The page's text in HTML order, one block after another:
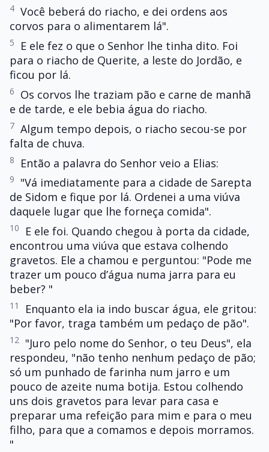
4 Você beberá do riacho, e dei ordens aos
corvos para o alimentarem lá".
5
E ele fez o que o Senhor lhe tinha dito. Foi
para o riacho de Querite, a leste do Jordão, e
ficou por lá.
6
Os corvos lhe traziam pão e carne de manhã
e de tarde, e ele bebia água do riacho.
7 Algum tempo depois, o riacho secou-se por
falta de chuva.
8 Então a palavra do Senhor veio a Elias:
9
"Vá imediatamente para a cidade de Sarepta
de Sidom e fique por lá. Ordenei a uma viúva
daquele lugar que lhe forneça comida".
10
E ele foi. Quando chegou à porta da cidade,
encontrou uma viúva que estava colhendo
gravetos. Ele a chamou e perguntou: "Pode me
trazer um pouco d’água numa jarra para eu
beber? "
11
Enquanto ela ia indo buscar água, ele gritou:
"Por favor, traga também um pedaço de pão".
12
"Juro pelo nome do Senhor, o teu Deus", ela
respondeu, "não tenho nenhum pedaço de pão;
só um punhado de farinha num jarro e um
pouco de azeite numa botija. Estou colhendo
uns dois gravetos para levar para casa e
preparar uma refeição para mim e para o meu
filho, para que a comamos e depois morramos.
"